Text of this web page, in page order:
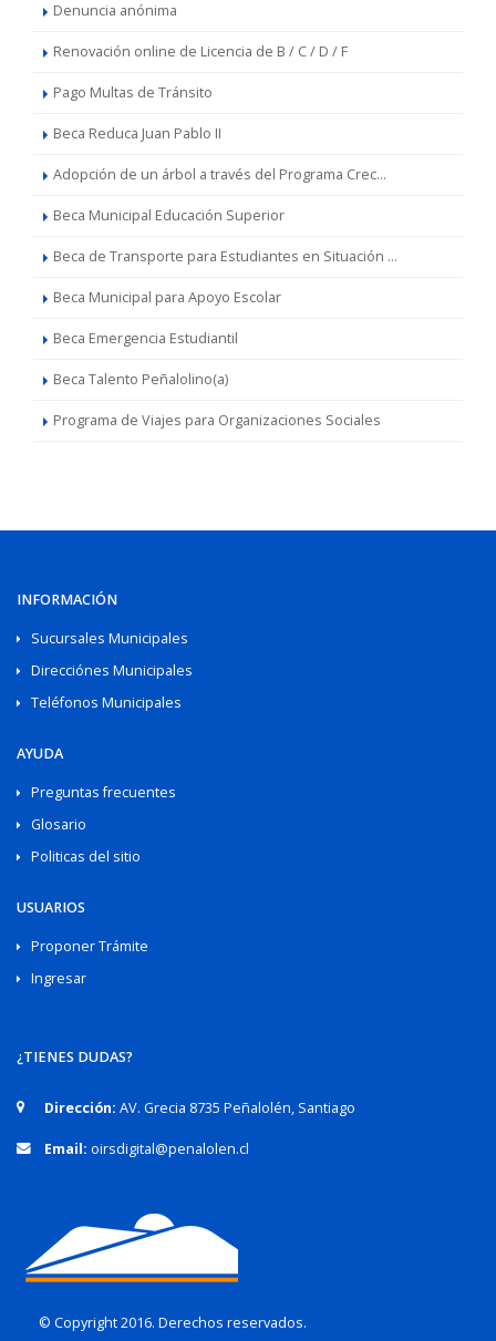
Denuncia anónima
Renovación online de Licencia de B / C / D / F
Pago Multas de Tránsito
Beca Reduca Juan Pablo II
Adopción de un árbol a través del Programa Crec...
Beca Municipal Educación Superior
Beca de Transporte para Estudiantes en Situación ...
Beca Municipal para Apoyo Escolar
Beca Emergencia Estudiantil
Beca Talento Peñalolino(a)
Programa de Viajes para Organizaciones Sociales
INFORMACIÓN
Sucursales Municipales
Direcciónes Municipales
Teléfonos Municipales
AYUDA
Preguntas frecuentes
Glosario
Politicas del sitio
USUARIOS
Proponer Trámite
Ingresar
¿TIENES DUDAS?
Dirección: AV. Grecia 8735 Peñalolén, Santiago
Email: oirsdigital@penalolen.cl
© Copyright 2016. Derechos reservados.